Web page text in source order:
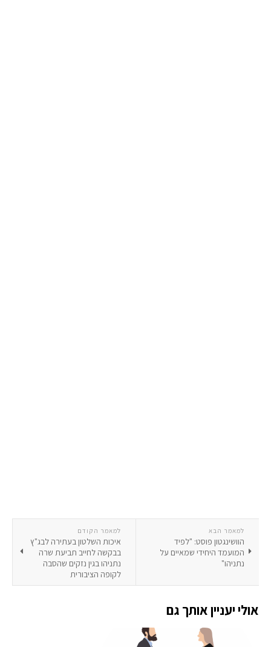
למאמר הקודם
איכות השלטון בעתירה לבג"ץ
בבקשה לחייב תביעת שרה
נתניהו בגין נזקים שהסבה
לקופה הציבורית
למאמר הבא
הוושינגטון פוסט: "לפיד
המועמד היחידי שמאיים על
נתניהו"
אולי יעניין אותך גם